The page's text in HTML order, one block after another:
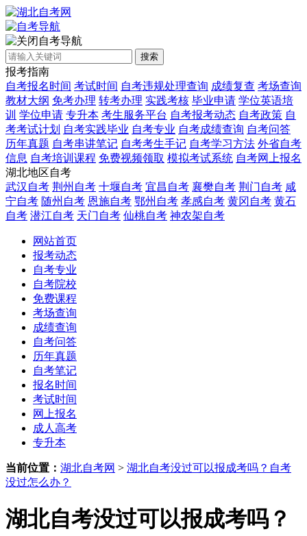
自考导航
搜索
报考指南
自考报名时间 考试时间 自考违规处理查询 成绩复查 考场查询
教材大纲 免考办理 转考办理 实践考核 毕业申请 学位英语培
训 学位申请 专升本 考生服务平台 自考报考动态 自考政策 自
考考试计划 自考实践毕业 自考专业 自考成绩查询 自考问答
历年真题 自考串讲笔记 自考考生手记 自考学习方法 外省自考
信息 自考培训课程 免费视频领取 模拟考试系统 自考网上报名
湖北地区自考
武汉自考 荆州自考 十堰自考 宜昌自考 襄樊自考 荆门自考 咸
宁自考 随州自考 恩施自考 鄂州自考 孝感自考 黄冈自考 黄石
自考 潜江自考 天门自考 仙桃自考 神农架自考
网站首页
报考动态
自考专业
自考院校
免费课程
考场查询
成绩查询
自考问答
历年真题
自考笔记
报名时间
考试时间
网上报名
成人高考
专升本
当前位置： 湖北自考网 > 湖北自考没过可以报成考吗？自考
没过怎么办？
湖北自考没过可以报成考吗？